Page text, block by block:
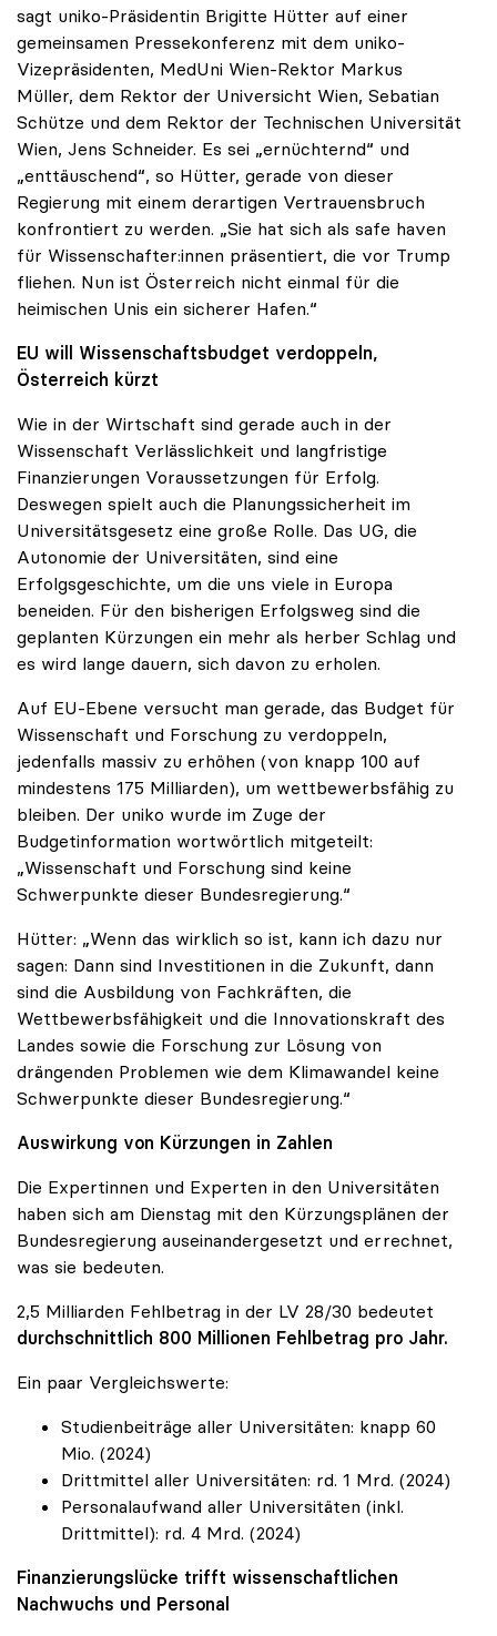
sagt uniko-Präsidentin Brigitte Hütter auf einer
gemeinsamen Pressekonferenz mit dem uniko-
Vizepräsidenten, MedUni Wien-Rektor Markus
Müller, dem Rektor der Universicht Wien, Sebatian
Schütze und dem Rektor der Technischen Universität
Wien, Jens Schneider. Es sei „ernüchternd“ und
„enttäuschend“, so Hütter, gerade von dieser
Regierung mit einem derartigen Vertrauensbruch
konfrontiert zu werden. „Sie hat sich als safe haven
für Wissenschafter:innen präsentiert, die vor Trump
fliehen. Nun ist Österreich nicht einmal für die
heimischen Unis ein sicherer Hafen.“
EU will Wissenschaftsbudget verdoppeln,
Österreich kürzt
Wie in der Wirtschaft sind gerade auch in der
Wissenschaft Verlässlichkeit und langfristige
Finanzierungen Voraussetzungen für Erfolg.
Deswegen spielt auch die Planungssicherheit im
Universitätsgesetz eine große Rolle. Das UG, die
Autonomie der Universitäten, sind eine
Erfolgsgeschichte, um die uns viele in Europa
beneiden. Für den bisherigen Erfolgsweg sind die
geplanten Kürzungen ein mehr als herber Schlag und
es wird lange dauern, sich davon zu erholen.
Auf EU-Ebene versucht man gerade, das Budget für
Wissenschaft und Forschung zu verdoppeln,
jedenfalls massiv zu erhöhen (von knapp 100 auf
mindestens 175 Milliarden), um wettbewerbsfähig zu
bleiben. Der uniko wurde im Zuge der
Budgetinformation wortwörtlich mitgeteilt:
„Wissenschaft und Forschung sind keine
Schwerpunkte dieser Bundesregierung.“
Hütter: „Wenn das wirklich so ist, kann ich dazu nur
sagen: Dann sind Investitionen in die Zukunft, dann
sind die Ausbildung von Fachkräften, die
Wettbewerbsfähigkeit und die Innovationskraft des
Landes sowie die Forschung zur Lösung von
drängenden Problemen wie dem Klimawandel keine
Schwerpunkte dieser Bundesregierung.“
Auswirkung von Kürzungen in Zahlen
Die Expertinnen und Experten in den Universitäten
haben sich am Dienstag mit den Kürzungsplänen der
Bundesregierung auseinandergesetzt und errechnet,
was sie bedeuten.
2,5 Milliarden Fehlbetrag in der LV 28/30 bedeutet
durchschnittlich 800 Millionen Fehlbetrag pro Jahr.
Ein paar Vergleichswerte:
Studienbeiträge aller Universitäten: knapp 60
Mio. (2024)
Drittmittel aller Universitäten: rd. 1 Mrd. (2024)
Personalaufwand aller Universitäten (inkl.
Drittmittel): rd. 4 Mrd. (2024)
Finanzierungslücke trifft wissenschaftlichen
Nachwuchs und Personal